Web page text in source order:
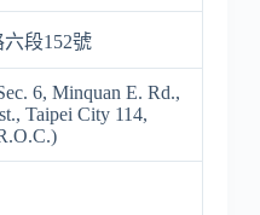
六段152號
6, Minquan E. Rd.,
Taipei City 114,